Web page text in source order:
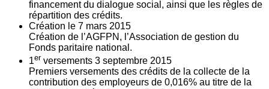
financement du dialogue social, ainsi que les règles de
répartition des crédits.
Création le 7 mars 2015
Création de l’AGFPN, l’Association de gestion du
Fonds paritaire national.
1er versements 3 septembre 2015
Premiers versements des crédits de la collecte de la
contribution des employeurs de 0,016% au titre de la